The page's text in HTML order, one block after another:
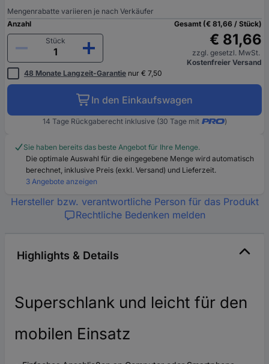
Mengenrabatte variieren je nach Verkäufer
Anzahl
Stück
Gesamt (€ 81,66 / Stück)
€ 81,66
zzgl. gesetzl. MwSt.
Kostenfreier Versand
48 Monate Langzeit-Garantie nur € 7,50
In den Einkaufswagen
14 Tage Rückgaberecht inklusive (30 Tage mit )
Sie haben bereits das beste Angebot für Ihre Menge.
Die optimale Auswahl für die eingegebene Menge wird automatisch
berechnet, inklusive Preis (exkl. Versand) und Lieferzeit.
3 Angebote anzeigen
Hersteller bzw. verantwortliche Person für das Produkt
Rechtliche Bedenken melden
Highlights & Details
Superschlank und leicht für den
mobilen Einsatz